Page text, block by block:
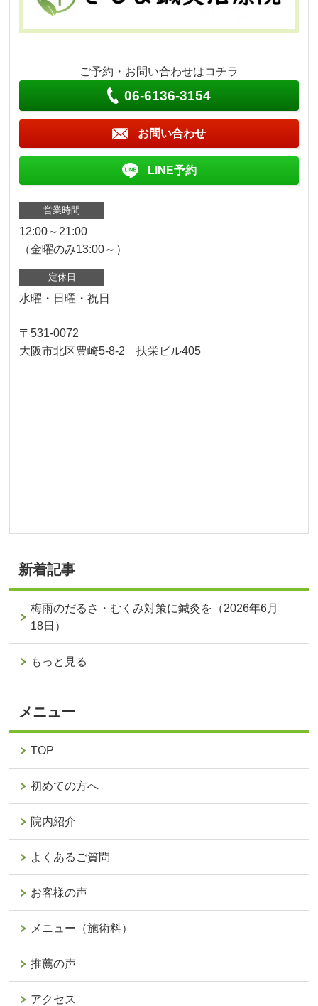
ご予約・お問い合わせはコチラ
06-6136-3154
お問い合わせ
LINE予約
営業時間
12:00～21:00
（金曜のみ13:00～）
定休日
水曜・日曜・祝日
〒531-0072
大阪市北区豊崎5-8-2 扶栄ビル405
新着記事
梅雨のだるさ・むくみ対策に鍼灸を（2026年6月
18日）
もっと見る
メニュー
TOP
初めての方へ
院内紹介
よくあるご質問
お客様の声
メニュー（施術料）
推薦の声
アクセス